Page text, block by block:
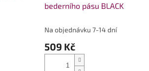
bederního pásu BLACK
Na objednávku 7-14 dní
509 Kč